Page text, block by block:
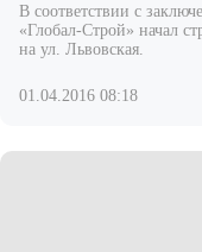
В соответствии с
«Глобал-Строй» начал
на ул. Львовская.
01.04.2016 08:18